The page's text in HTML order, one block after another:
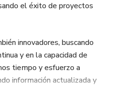
tu mejor opción. 🚀
el éxito de proyectos
innovadores, buscando
y en la capacidad de
tiempo y esfuerzo a
información actualizada y